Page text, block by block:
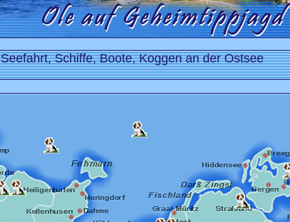
Seefahrt, Schiffe, Boote, Koggen an der Ostsee